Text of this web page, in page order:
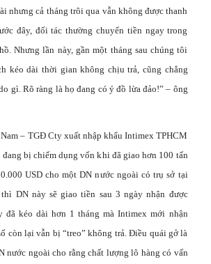
nhưng cả tháng trôi qua vẫn không được thanh
đây, đối tác thường chuyển tiền ngay trong
Nhưng lần này, gần một tháng sau chúng tôi
kéo dài thời gian không chịu trả, cũng chẳng
gì. Rõ ràng là họ đang có ý đồ lừa đảo!” – ông
– TGĐ Cty xuất nhập khẩu Intimex TPHCM
bị chiếm dụng vốn khi đã giao hơn 100 tấn
USD cho một DN nước ngoài có trụ sở tại
DN này sẽ giao tiền sau 3 ngày nhận được
đã kéo dài hơn 1 tháng mà Intimex mới nhận
còn lại vẫn bị “treo” không trả. Điều quái gở là
nước ngoài cho rằng chất lượng lô hàng có vấn